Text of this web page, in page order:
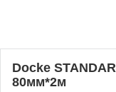
Dоcke
80мм*2м